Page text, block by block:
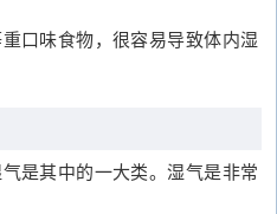
口味食物，很容易导致体内湿
是其中的一大类。湿气是非常